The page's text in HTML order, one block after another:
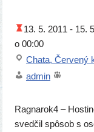
13. 5. 2011 -15.
o 00:00
Chata, Červený
admin
Ragnarok4 –
sved­čil spô­sob s